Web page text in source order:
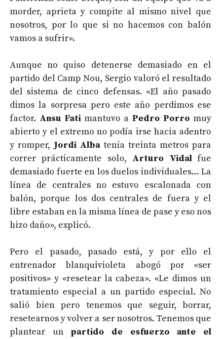
morder, aprieta y compite al mismo nivel que
nosotros, por lo que si no hacemos con balón
vamos a sufrir».
Aunque no quiso detenerse demasiado en el
partido del Camp Nou, Sergio valoró el resultado
del sistema de cinco defensas. «El año pasado
dimos la sorpresa pero este año perdimos ese
factor. Ansu Fati mantuvo a Pedro Porro muy
abierto y el extremo no podía irse hacia adentro
y romper, Jordi Alba tenía treinta metros para
correr prácticamente solo, Arturo Vidalfue
demasiado fuerte en los duelos individuales… La
línea de centrales no estuvo escalonada con
balón, porque los dos centrales de fuera y el
libre estaban en la misma línea de pase y eso nos
hizo daño», explicó.
Pero el pasado, pasado está, y por ello el
entrenador blanquivioleta abogó por «ser
positivos» y «resetear la cabeza». «Le dimos un
tratamiento especial a un partido especial. No
salió bien pero tenemos que seguir, borrar,
resetearnos y volver a ser nosotros. Tenemos que
plantear un partido de esfuerzo ante el